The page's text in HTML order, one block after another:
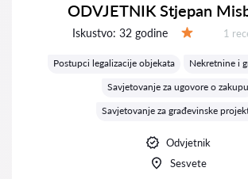
ODVJETNIK Stjepan
Iskustvo: 32 godine 1
Postupci legalizacije objekata
Nekretnine i
Savjetovanje za ugovore o zakupu
Savjetovanje za građevinske
Odvjetnik
Sesvete